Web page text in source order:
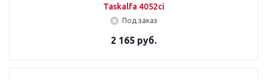
Taskalfa 4052ci
Под заказ
2 165 руб.